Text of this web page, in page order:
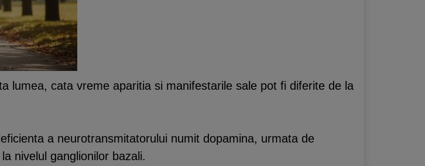
lumea, cata vreme aparitia si manifestarile sale pot fi diferite de la
a neurotransmitatorului numit dopamina, urmata de
nivelul ganglionilor bazali.